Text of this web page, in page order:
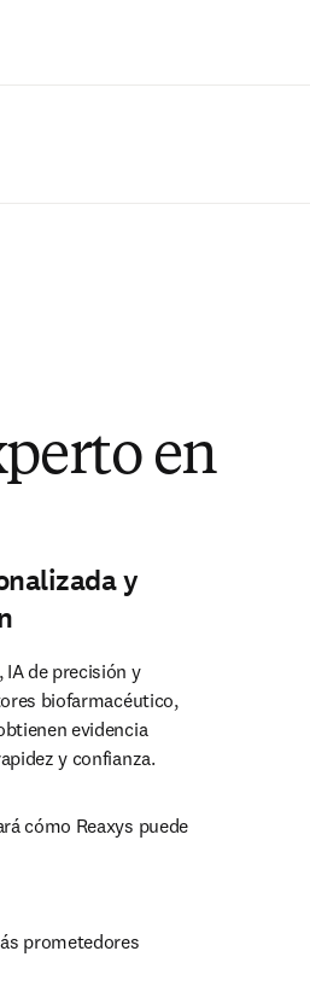
en
y
de precisión y
biofarmacéutico,
evidencia
y confianza.
cómo Reaxys puede
prometedores